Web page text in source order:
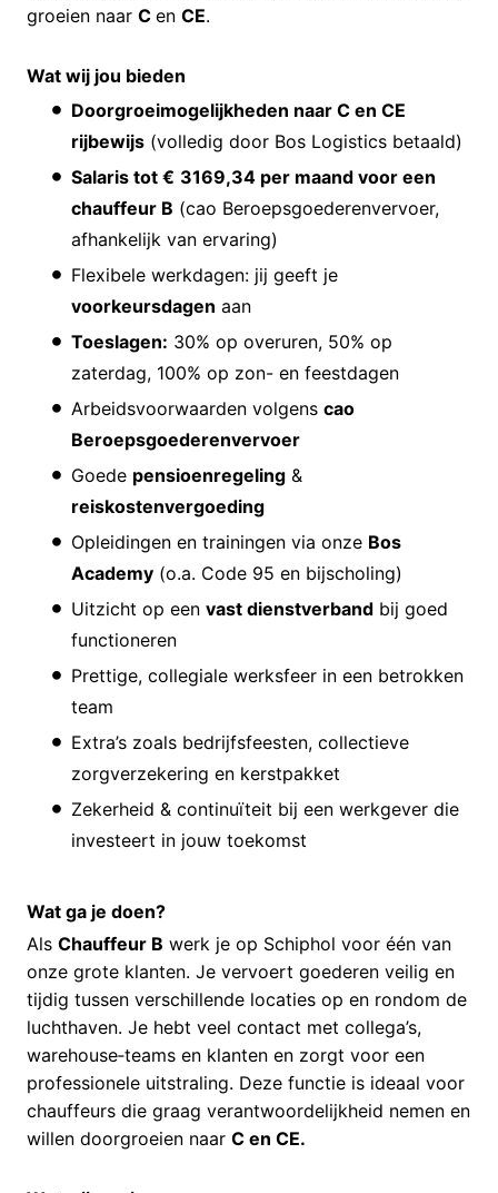
groeien naar C en CE.
Wat wij jou bieden
Doorgroeimogelijkheden naar C en CE
rijbewijs (volledig door Bos Logistics betaald)
Salaris tot € 3169,34 per maand voor een
chauffeur B (cao Beroepsgoederenvervoer,
afhankelijk van ervaring)
Flexibele werkdagen: jij geeft je
voorkeursdagen aan
Toeslagen: 30% op overuren, 50% op
zaterdag, 100% op zon- en feestdagen
Arbeidsvoorwaarden volgens cao
Beroepsgoederenvervoer
Goede pensioenregeling &
reiskostenvergoeding
Opleidingen en trainingen via onze Bos
Academy (o.a. Code 95 en bijscholing)
Uitzicht op een vast dienstverband bij goed
functioneren
Prettige, collegiale werksfeer in een betrokken
team
Extra’s zoals bedrijfsfeesten, collectieve
zorgverzekering en kerstpakket
Zekerheid & continuïteit bij een werkgever die
investeert in jouw toekomst
Wat ga je doen?
Als Chauffeur B werk je op Schiphol voor één van
onze grote klanten. Je vervoert goederen veilig en
tijdig tussen verschillende locaties op en rondom de
luchthaven. Je hebt veel contact met collega’s,
warehouse‑teams en klanten en zorgt voor een
professionele uitstraling. Deze functie is ideaal voor
chauffeurs die graag verantwoordelijkheid nemen en
willen doorgroeien naar C en CE.